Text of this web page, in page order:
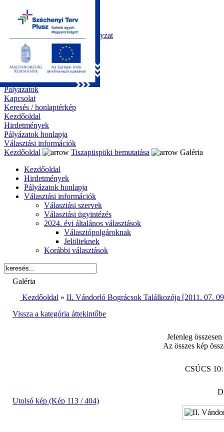
Kezdőoldal
Önkormányzat
Polgármesteri Hivatal
Roma Nemzetiségi Önkormányzat
Elektronikus ügyintézés
Közérdekű információk
Tiszapüspöki bemutatása
Galéria
Díjazottaink
Pályázatok
Kapcsolat
Keresés / honlaptérkép
Kezdőoldal
Hirdetmények
Pályázatok honlapja
Választási információk
Kezdőoldal
Tiszapüspöki bemutatása
Galéria
Kezdőoldal
Hirdetmények
Pályázatok honlapja
Választási információk
Választási szervek
Választási ügyintézés
2024. évi általános választások
Választópolgároknak
Jelölteknek
Korábbi választások
Galéria
Kezdőoldal » II. Vándorló Bográcsok Találkozója [2011. 07.
Vissza a kategória áttekintőbe
Jelenleg
Az összes kép
CSÚCS
Utolsó kép (Kép 113 / 404)